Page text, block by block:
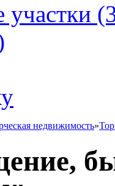
участки
недвижимость»